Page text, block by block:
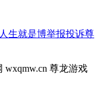
生就是博举报投诉尊
wxqmw.cn 尊龙游戏